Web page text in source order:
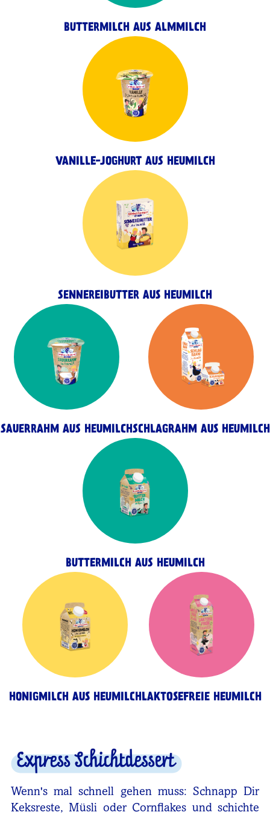
BUTTERMILCH AUS ALMMILCH
VANILLE-JOGHURT AUS HEUMILCH
SENNEREIBUTTER AUS HEUMILCH
SAUERRAHM AUS HEUMILCHSCHLAGRAHM AUS HEUMILCH
BUTTERMILCH AUS HEUMILCH
HONIGMILCH AUS HEUMILCHLAKTOSEFREIE HEUMILCH
Express Schichtdessert
Wenn's mal schnell gehen muss: Schnapp Dir
Keksreste, Müsli oder Cornflakes und schichte